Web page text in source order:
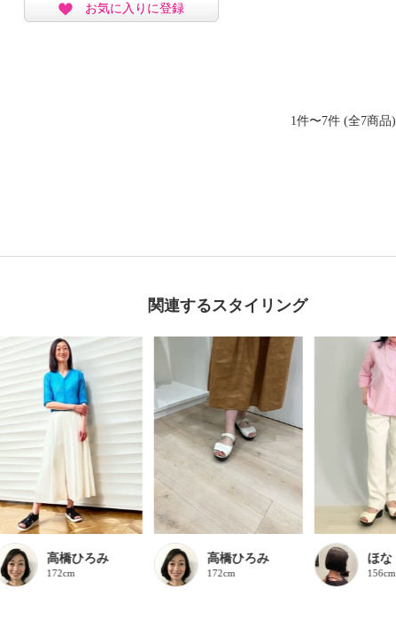
お気に入りに登録
1件〜7件 (全7商品)
関連するスタイリング
高橋ひろみ
172cm
高橋ひろみ
172cm
ほな
156cm